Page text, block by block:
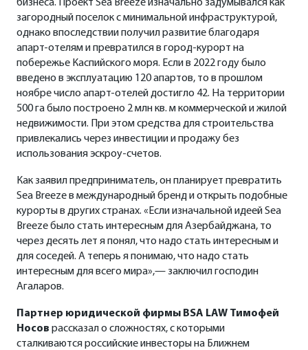
бизнеса. Проект Sea Breeze изначально задумывался как
загородный поселок с минимальной инфраструктурой,
однако впоследствии получил развитие благодаря
апарт-отелям и превратился в город-курорт на
побережье Каспийского моря. Если в 2022 году было
введено в эксплуатацию 120 апартов, то в прошлом
ноябре число апарт-отелей достигло 42. На территории
500 га было построено 2 млн кв. м коммерческой и жилой
недвижимости. При этом средства для строительства
привлекались через инвестиции и продажу без
использования эскроу-счетов.
Как заявил предприниматель, он планирует превратить
Sea Breeze в международный бренд и открыть подобные
курорты в других странах. «Если изначальной идеей Sea
Breeze было стать интересным для Азербайджана, то
через десять лет я понял, что надо стать интересным и
для соседей. А теперь я понимаю, что надо стать
интересным для всего мира»,— заключил господин
Агаларов.
Партнер юридической фирмы BSA LAW Тимофей
Носов рассказал о сложностях, с которыми
сталкиваются российские инвесторы на Ближнем